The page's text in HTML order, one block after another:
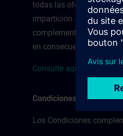
todas las ofertas de
impartición. Cuando se
complementarias de
en consecuencia.
Consulte aquí los
Condiciones
Los Condiciones